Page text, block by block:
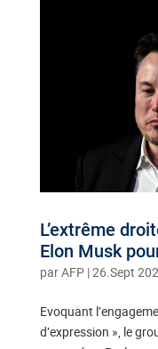
L’extrême
Elon Musk
parAFP|26.Sept
Evoquant
d’expression », le